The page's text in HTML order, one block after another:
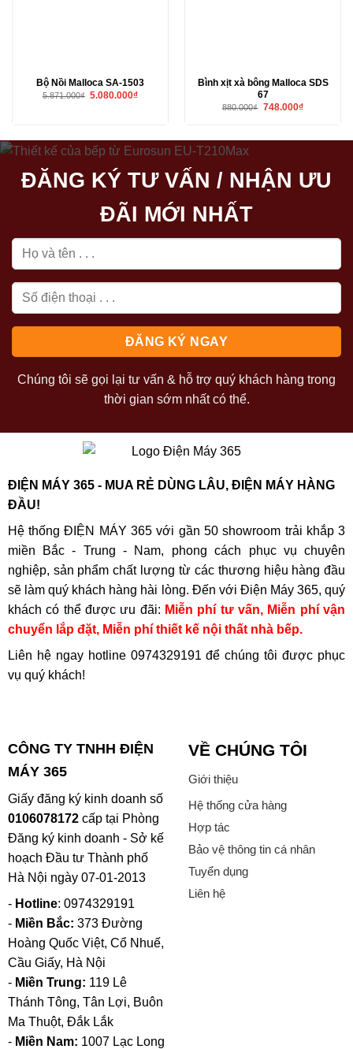
Bộ Nồi Malloca SA-1503
5.871.000₫ Giá
5.080.000₫Giá
Bình xịt xà bông Malloca SDS
67
880.000₫ Giá
748.000₫Giá
748.000₫.
ĐĂNG KÝ TƯ VẤN / NHẬN ƯU
ĐÃI MỚI NHẤT
Chúng tôi sẽ gọi lại tư vấn & hỗ trợ quý khách hàng trong
thời gian sớm nhất có thể.
ĐIỆN MÁY 365 - MUA RẺ DÙNG LÂU, ĐIỆN MÁY HÀNG
ĐẦU!
Hệ thống ĐIỆN MÁY 365 với gần 50 showroom trải khắp 3
miền Bắc - Trung - Nam, phong cách phục vụ chuyên
nghiệp, sản phẩm chất lượng từ các thương hiệu hàng đầu
sẽ làm quý khách hàng hài lòng. Đến với Điện Máy 365, quý
khách có thể được ưu đãi: Miễn phí tư vấn, Miễn phí vận
chuyển lắp đặt, Miễn phí thiết kế nội thất nhà bếp.
Liên hệ ngay hotline 0974329191 để chúng tôi được phục
vụ quý khách!
CÔNG TY TNHH ĐIỆN
MÁY 365
Giấy đăng ký kinh doanh số
0106078172cấp tại Phòng
Đăng ký kinh doanh - Sở kế
hoạch Đầu tư Thành phố
Hà Nội ngày 07-01-2013
- Hotline: 0974329191
- Miền Bắc: 373 Đường
Hoàng Quốc Việt, Cổ Nhuế,
Cầu Giấy, Hà Nội
- Miền Trung: 119 Lê
Thánh Tông, Tân Lợi, Buôn
Ma Thuột, Đắk Lắk
- Miền Nam: 1007 Lạc Long
VỀ CHÚNG TÔI
Giới thiệu
Hệ thống cửa hàng
Hợp tác
Bảo vệ thông tin cá nhân
Tuyển dụng
Liên hệ